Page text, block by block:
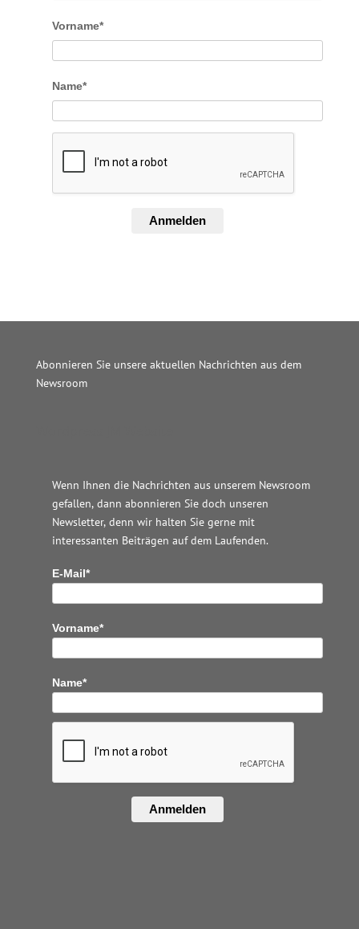
Vorname*
Name*
Anmelden
Abonnieren Sie unsere aktuellen Nachrichten aus dem
Newsroom
Wenn Ihnen die Nachrichten aus unserem Newsroom
gefallen, dann abonnieren Sie doch unseren
Newsletter, denn wir halten Sie gerne mit
interessanten Beiträgen auf dem Laufenden.
E-Mail*
Vorname*
Name*
Anmelden